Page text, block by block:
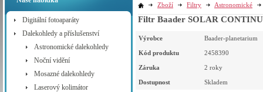
Digitální fotoaparáty
Dalekohledy a příslušenství
Astronomické dalekohledy
Noční vidění
Mosazné dalekohledy
Laserový kolimátor
Zboží Filtry Astronomické
Filtr Baader SOLAR
Výrobce Baader-planetarium
Kód produktu 2458390
Záruka 2 roky
Dostupnost Skladem